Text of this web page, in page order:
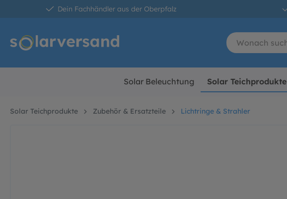
Zur Hauptnavigation springen
Dein Fachhändler aus der Oberpfalz
Solar Beleuchtung Solar Teichprodukte
Solar Teichprodukte Zubehör & Ersatzteile Lichtringe & Strahler